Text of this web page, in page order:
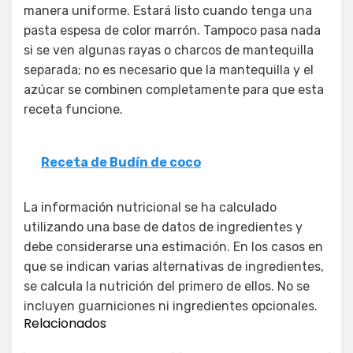
manera uniforme. Estará listo cuando tenga una
pasta espesa de color marrón. Tampoco pasa nada
si se ven algunas rayas o charcos de mantequilla
separada; no es necesario que la mantequilla y el
azúcar se combinen completamente para que esta
receta funcione.
Receta de Budín de coco
La información nutricional se ha calculado
utilizando una base de datos de ingredientes y
debe considerarse una estimación. En los casos en
que se indican varias alternativas de ingredientes,
se calcula la nutrición del primero de ellos. No se
incluyen guarniciones ni ingredientes opcionales.
Relacionados